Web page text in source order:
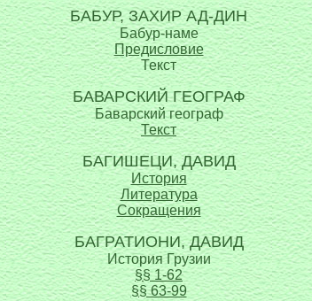
БАБУР, ЗАХИР АД-ДИН
Бабур-наме
Предисловие
Текст
БАВАРСКИЙ ГЕОГРАФ
Баварский географ
Текст
БАГИШЕЦИ, ДАВИД
История
Литература
Сокращения
БАГРАТИОНИ, ДАВИД
История Грузии
§§ 1-62
§§ 63-99